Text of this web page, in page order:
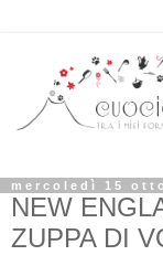
mercoledì 15
NEW
ZUPPA DI